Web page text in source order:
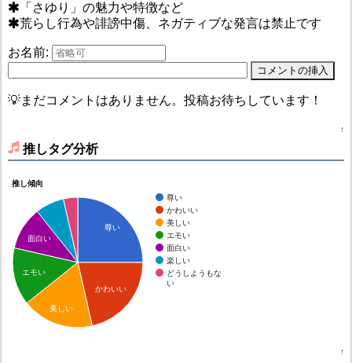
「さゆり」の魅力や特徴など
荒らし行為や誹謗中傷、ネガティブな発言は禁止です
お名前:
💡まだコメントはありません。投稿お待ちしています！
↑
推しタグ分析
推し傾向
尊い
かわいい
美しい
エモい
面白い
楽しい
どうしようもな
い
尊い
かわいい
面白い
エモい
美しい
↑